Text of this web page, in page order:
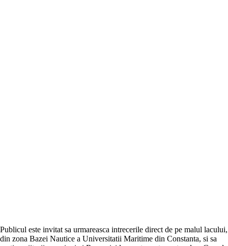
Publicul este invitat sa urmareasca intrecerile direct de pe malul lacului,
din zona Bazei Nautice a Universitatii Maritime din Constanta, si sa